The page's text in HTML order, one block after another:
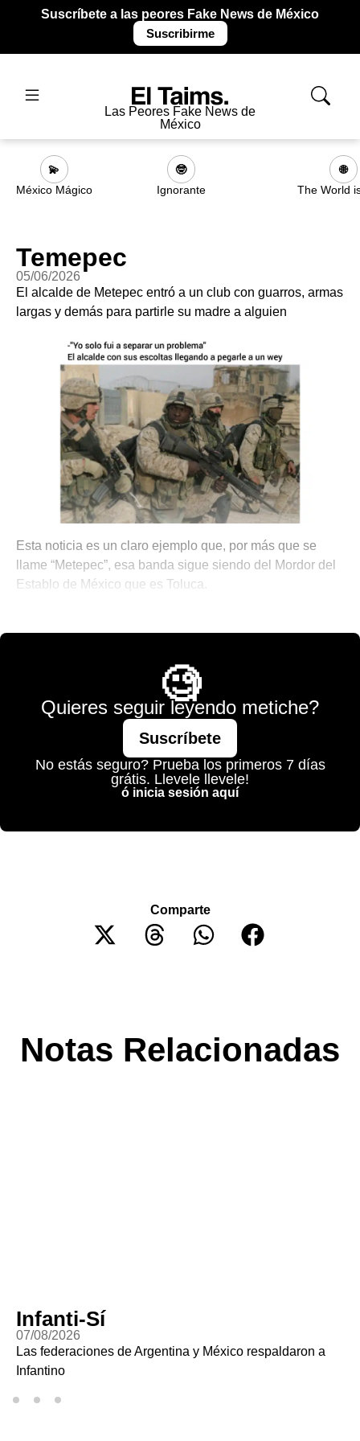
Suscríbete a las peores Fake News de México
Suscribirme
Las Peores Fake News de
México
💫
México Mágico
🤓
Ignorante
🌐
The World
Temepec
05/06/2026
El alcalde de Metepec entró a un club con guarros, armas
largas y demás para partirle su madre a alguien
Esta noticia es un claro ejemplo que, por más que se
llame “Metepec”, esa banda sigue siendo del Mordor del
Establo de México que es Toluca.
🧐
Quieres seguir leyendo metiche?
Suscríbete
No estás seguro? Prueba los primeros 7 días
grátis. Llevele llevele!
ó inicia sesión aquí
Comparte
Notas Relacionadas
Infanti-Sí
07/08/2026
Las federaciones de Argentina y México respaldaron a
Infantino